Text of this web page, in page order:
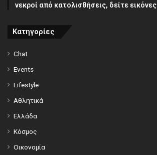
νεκροί από κατολισθήσεις, δείτε εικόνες
Κατηγορίες
Chat
Events
Lifestyle
Αθλητικά
Ελλάδα
Κόσμος
Οικονομία